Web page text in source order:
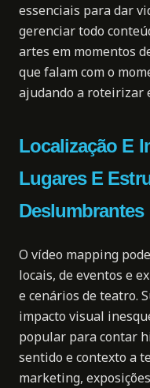
essenciais para dar
gerenciar todo
artes em momentos
que falam com o
ajudando a roteirizar
Localização E
Lugares E
Deslumbrantes
O vídeo mapping
locais, de eventos e
e cenários de teatro.
impacto visual
popular para contar
sentido e contexto a
marketing,